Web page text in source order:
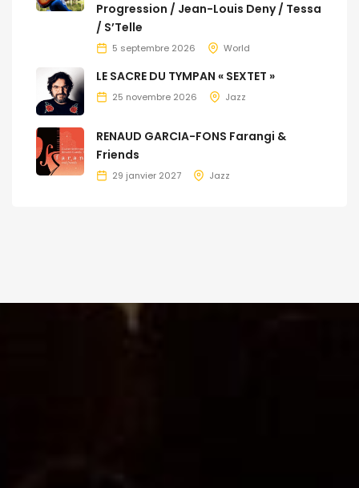
Progression / Jean-Louis Deny / Tessa
/ S’Telle
5 septembre 2026 World
LE SACRE DU TYMPAN « SEXTET »
25 novembre 2026 Jazz
RENAUD GARCIA-FONS Farangi &
Friends
29 janvier 2027 Jazz